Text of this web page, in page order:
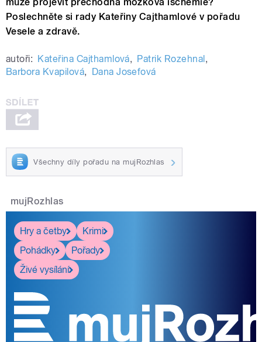
Poslechněte si rady Kateřiny Cajthamlové v pořadu
Vesele a zdravě.
autoři: Kateřina Cajthamlová, Patrik Rozehnal,
Barbora Kvapilová, Dana Josefová
Všechny díly pořadu na mujRozhlas
mujRozhlas
Hry a četby
Krimi
Pohádky
Pořady
Živé vysílání